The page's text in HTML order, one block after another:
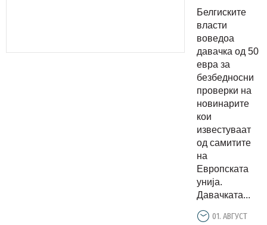
давачка
од 50
евра за
проверки
на
Белгиските
власти
воведоа
давачка од 50
евра за
безбедносни
проверки на
новинарите
кои
известуваат
од самитите
на
Европската
унија.
Давачката...
01. АВГУСТ